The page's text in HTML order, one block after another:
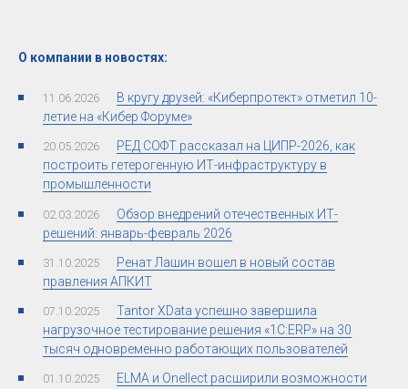
О компании в новостях:
11.06.2026
В кругу друзей: «Киберпротект» отметил 10-
летие на «Кибер Форуме»
20.05.2026
РЕД СОФТ рассказал на ЦИПР-2026, как
построить гетерогенную ИТ-инфраструктуру в
промышленности
02.03.2026
Обзор внедрений отечественных ИТ-
решений: январь-февраль 2026
31.10.2025
Ренат Лашин вошел в новый состав
правления АПКИТ
07.10.2025
Tantor XData успешно завершила
нагрузочное тестирование решения «1С:ERP» на 30
тысяч одновременно работающих пользователей
01.10.2025
ELMA и Onellect расширили возможности